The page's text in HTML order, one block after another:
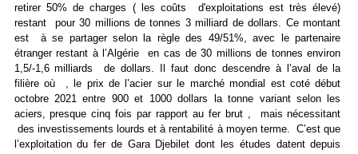
retirer 50% de charges ( les coûts d'exploitations est très élevé)
restant pour 30 millions de tonnes 3 milliard de dollars. Ce montant
est à se partager selon la règle des 49/51%, avec le partenaire
étranger restant à l’Algérie en cas de 30 millions de tonnes environ
1,5/-1,6 milliards de dollars. Il faut donc descendre à l’aval de la
filière où , le prix de l’acier sur le marché mondial est coté début
octobre 2021 entre 900 et 1000 dollars la tonne variant selon les
aciers, presque cinq fois par rapport au fer brut , mais nécessitant
des investissements lourds et à rentabilité à moyen terme. C’est que
l’exploitation du fer de Gara Djebilet dont les études datent depuis